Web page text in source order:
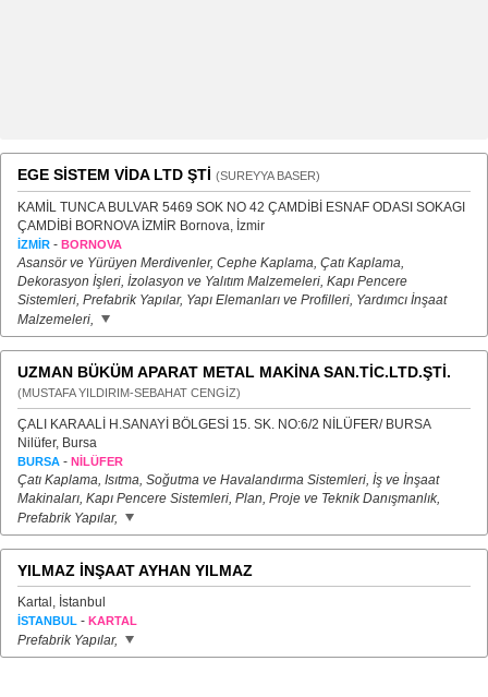
EGE SİSTEM VİDA LTD ŞTİ (SUREYYA BASER)
KAMİL TUNCA BULVAR 5469 SOK NO 42 ÇAMDİBİ ESNAF ODASI SOKAGI
ÇAMDİBİ BORNOVA İZMİR Bornova, İzmir
İZMİR - BORNOVA
Asansör ve Yürüyen Merdivenler, Cephe Kaplama, Çatı Kaplama,
Dekorasyon İşleri, İzolasyon ve Yalıtım Malzemeleri, Kapı Pencere
Sistemleri, Prefabrik Yapılar, Yapı Elemanları ve Profilleri, Yardımcı İnşaat
Malzemeleri,
UZMAN BÜKÜM APARAT METAL MAKİNA SAN.TİC.LTD.ŞTİ.
(MUSTAFA YILDIRIM-SEBAHAT CENGİZ)
ÇALI KARAALİ H.SANAYİ BÖLGESİ 15. SK. NO:6/2 NİLÜFER/ BURSA
Nilüfer, Bursa
BURSA - NİLÜFER
Çatı Kaplama, Isıtma, Soğutma ve Havalandırma Sistemleri, İş ve İnşaat
Makinaları, Kapı Pencere Sistemleri, Plan, Proje ve Teknik Danışmanlık,
Prefabrik Yapılar,
YILMAZ İNŞAAT AYHAN YILMAZ
Kartal, İstanbul
İSTANBUL - KARTAL
Prefabrik Yapılar,